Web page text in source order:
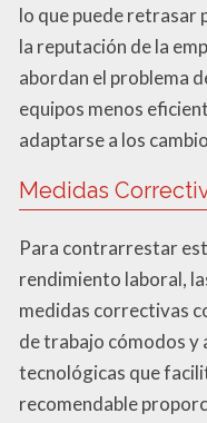
lo que puede
la reputación de la
abordan el problema
equipos menos
adaptarse a los
Medidas
Para contrarrestar
rendimiento laboral,
medidas correctivas
de trabajo cómodos y
tecnológicas que
recomendable